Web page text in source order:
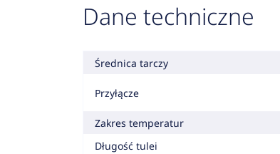
Dane techniczne
Średnica tarczy
Przyłącze
Zakres temperatur
Długość tulei